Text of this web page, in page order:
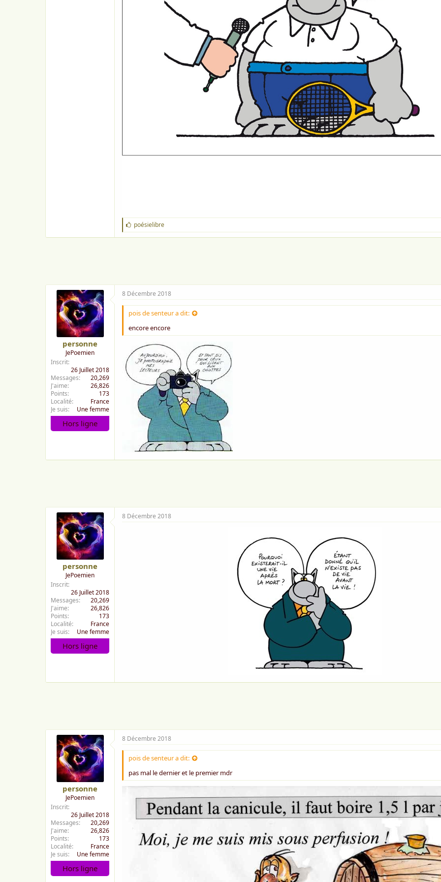
J
'
a
poésielibre
personne
JePoemien
Inscrit
26 Juillet 2018
Messages
20,269
J'aime
26,826
Points
173
Localité
France
Je suis
Une femme
Hors ligne
8 Décembre 2018
pois de senteur a dit:
encore encore
personne
JePoemien
Inscrit
26 Juillet 2018
Messages
20,269
J'aime
26,826
Points
173
Localité
France
Je suis
Une femme
Hors ligne
8 Décembre 2018
personne
JePoemien
Inscrit
26 Juillet 2018
Messages
20,269
J'aime
26,826
Points
173
Localité
France
Je suis
Une femme
Hors ligne
8 Décembre 2018
pois de senteur a dit:
pas mal le dernier et le premier mdr